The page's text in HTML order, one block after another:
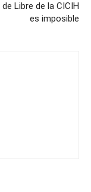
Libre de la CICIH
es imposible